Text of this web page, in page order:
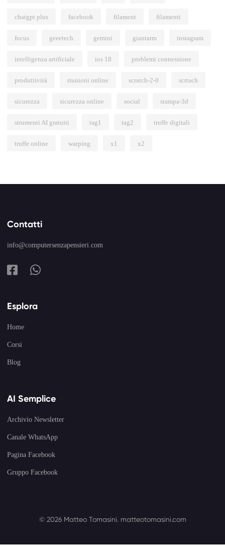
chatgpt plus facebook filament filamenti
focus geeetech gemini giantarm instagram
intelligenza artificiale ios 18 problemi connessione
produttività riunioni online scratch-2-0 scrtach
sicurezza sicurezza online social stampa-3d
strumenti AI gratuiti tag1 tag2 truffe digitali
truffe online warping x1 x2
Contatti
info@computersenzapensieri.com
Esplora
Home
Corsi
Blog
AI Semplice
Archivio Newsletter
Canale WhatsApp
Pagina Facebook
Gruppo Facebook
© 2026 Matteo Tomasini. matteotomasini.com